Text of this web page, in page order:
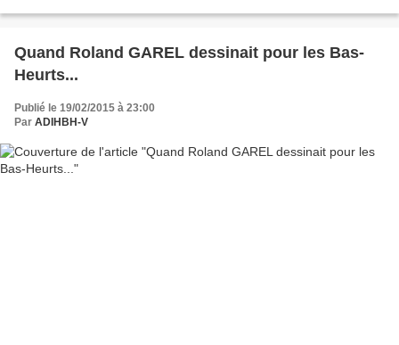
Quand Roland GAREL dessinait pour les Bas-
Heurts...
Publié le 19/02/2015 à 23:00
Par ADIHBH-V